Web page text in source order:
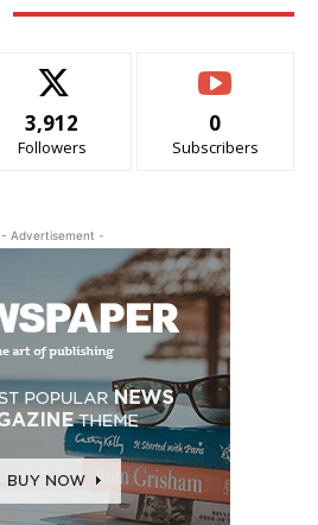
3,912
Followers
0
Subscribers
- Advertisement -